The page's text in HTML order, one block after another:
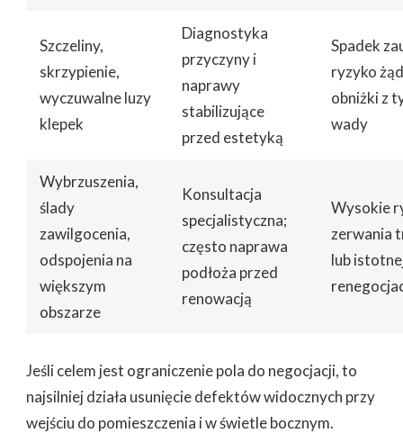
Szczeliny,
skrzypienie,
wyczuwalne luzy
klepek
Diagnostyka
przyczyny i
naprawy
stabilizujące
przed estetyką
Spadek
ryzyko
obniżki z
wady
Wybrzuszenia,
ślady
zawilgocenia,
odspojenia na
większym
obszarze
Konsultacja
specjalistyczna;
często naprawa
podłoża przed
renowacją
Wysokie
zerwania
lub
Jeśli celem jest ograniczenie pola do negocjacji, to
najsilniej działa usunięcie defektów widocznych przy
wejściu do pomieszczenia i w świetle bocznym.